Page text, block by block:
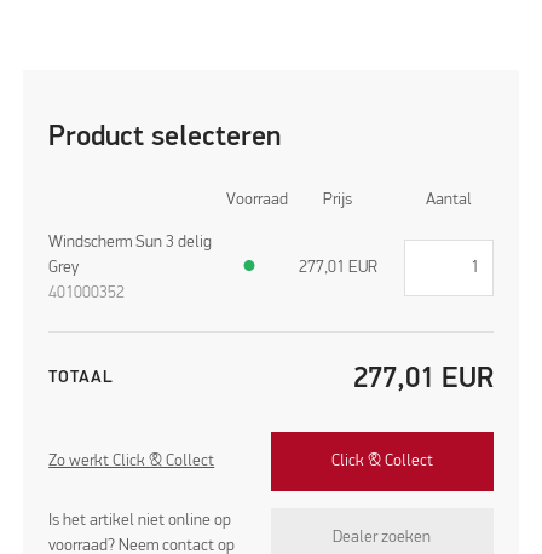
Product selecteren
Voorraad Prijs Aantal
Windscherm Sun 3 delig
Grey
401000352
● 277,01 EUR
TOTAAL 277,01 EUR
Zo werkt Click & Collect Click & Collect
Is het artikel niet online op
voorraad? Neem contact op
Dealer zoeken